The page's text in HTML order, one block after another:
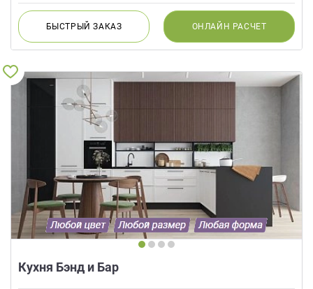
БЫСТРЫЙЗАКАЗ ОНЛАЙН РАСЧЕТ
Кухня Бэнд и Бар